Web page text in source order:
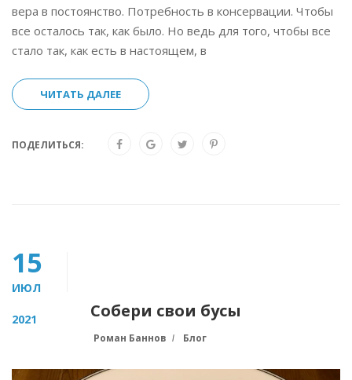
вера в постоянство. Потребность в консервации. Чтобы
все осталось так, как было. Но ведь для того, чтобы все
стало так, как есть в настоящем, в
ЧИТАТЬ ДАЛЕЕ
ПОДЕЛИТЬСЯ:
15
ИЮЛ
2021 Собери свои бусы
Роман Баннов Блог